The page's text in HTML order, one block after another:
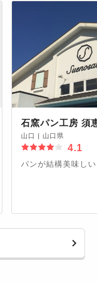
石窯パン工房 須
山口 | 山口県
4.1
パンが結構美味し